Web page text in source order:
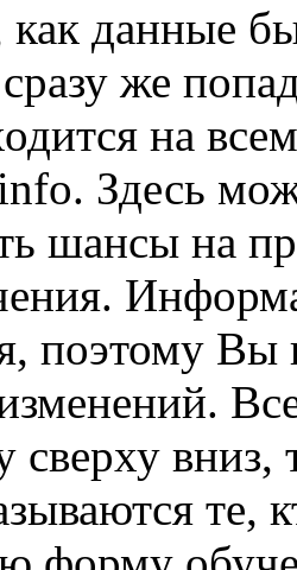
как данные
же
на
Здесь
шансы на
поэтому Вы
сверху вниз,
те,